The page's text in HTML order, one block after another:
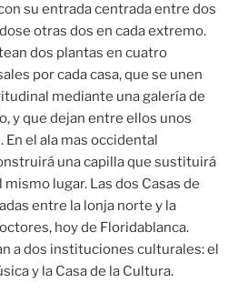
su entrada centrada entre dos
otras dos en cada extremo.
dos plantas en cuatro
por cada casa, que se unen
mediante una galería de
y que dejan entre ellos unos
el ala mas occidental
una capilla que sustituirá
lugar. Las dos Casas de
entre la lonja norte y la
hoy de Floridablanca.
a dos instituciones culturales: el
y la Casa de la Cultura.